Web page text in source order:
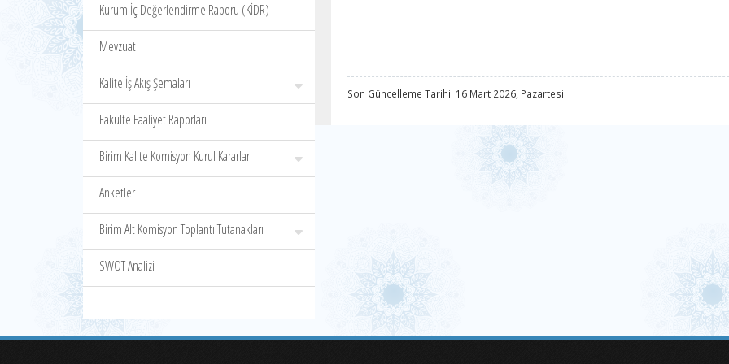
Kurum İç Değerlendirme Raporu (KİDR)
Mevzuat
Kalite İş Akış Şemaları
Fakülte Faaliyet Raporları
Birim Kalite Komisyon Kurul Kararları
Anketler
Birim Alt Komisyon Toplantı Tutanakları
SWOT Analizi
Son Güncelleme Tarihi: 16 Mart 2026, Pazartesi